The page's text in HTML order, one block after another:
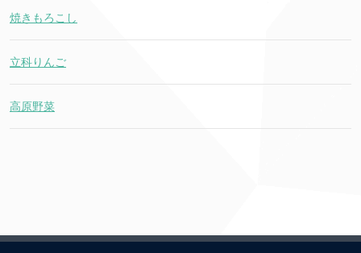
焼きもろこし
立科りんご
高原野菜